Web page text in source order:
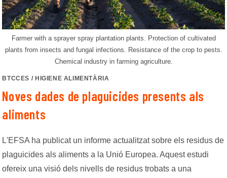
Farmer with a sprayer spray plantation plants. Protection of cultivated
plants from insects and fungal infections. Resistance of the crop to pests.
Chemical industry in farming agriculture.
BTCCES / HIGIENE ALIMENTÀRIA
Noves dades de plaguicides presents als
aliments
L'EFSA ha publicat un informe actualitzat sobre els residus de
plaguicides als aliments a la Unió Europea. Aquest estudi
ofereix una visió dels nivells de residus trobats a una